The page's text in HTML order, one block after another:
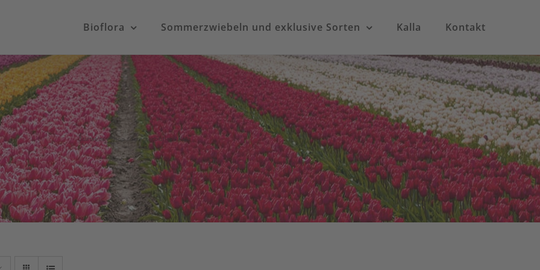
Bioflora Sommerzwiebeln und exklusive Sorten Kalla Kontakt
Startseite Shop Sommerblüher Kalla